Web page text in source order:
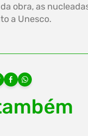
obra, as
a Unesco.